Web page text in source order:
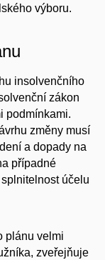
výboru.
insolvenčního
zákon
podmínkami.
změny musí
a dopady na
případné
účelu
plánu velmi
zveřejňuje